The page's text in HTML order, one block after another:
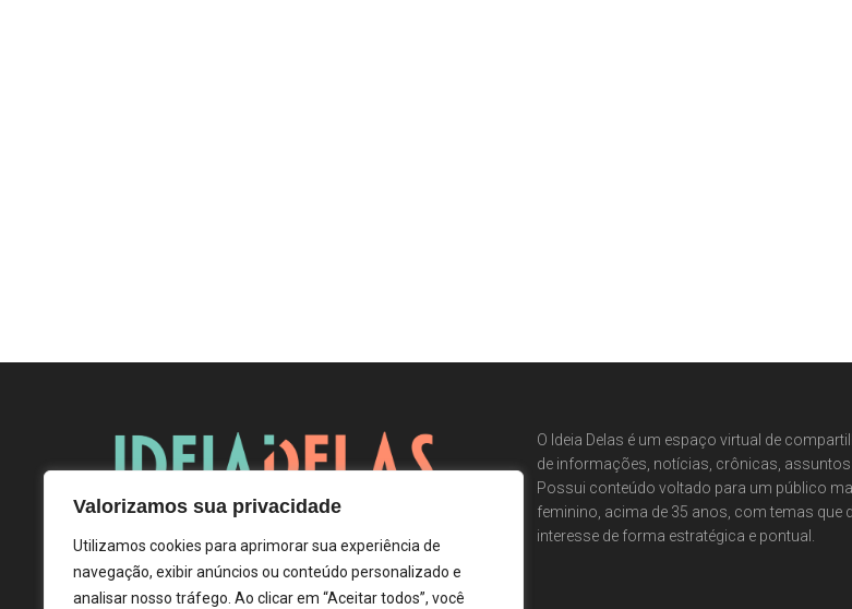
Valorizamos sua privacidade
Utilizamos cookies para aprimorar sua experiência de
navegação, exibir anúncios ou conteúdo personalizado e
analisar nosso tráfego. Ao clicar em “Aceitar todos”, você
O Ideia Delas é um espaço virtual de
de informações, notícias, crônicas,
Possui conteúdo voltado para um público
feminino, acima de 35 anos, com temas que
interesse de forma estratégica e pontual.